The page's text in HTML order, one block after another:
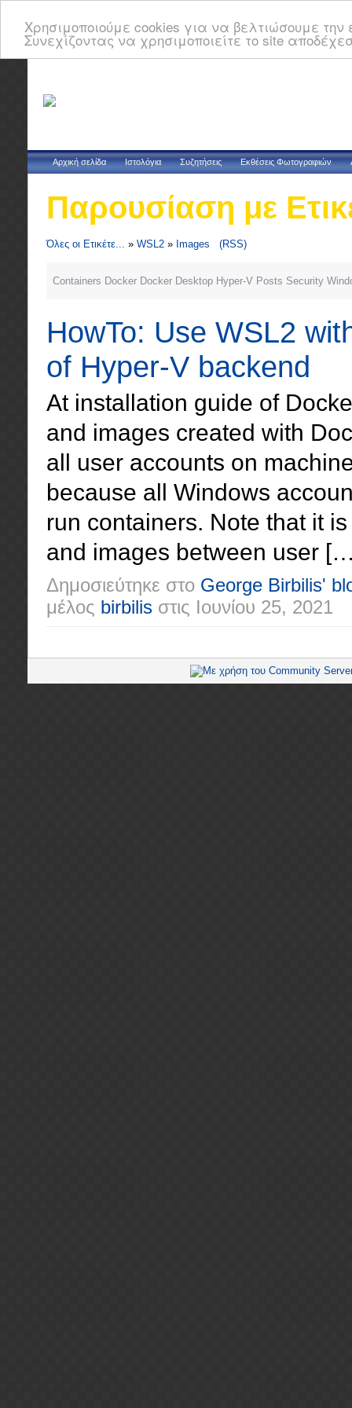
Χρησιμοποιούμε cookies για να βελτιώσουμε
Συνεχίζοντας να χρησιμοποιείτε το site
Αρχική σελίδα Ιστολόγια Συζητήσεις Εκθέσεις Φωτογραφιών
Παρουσίαση με
Όλες οι Ετικέτε... » WSL2 » Images (RSS)
Containers Docker Docker Desktop Hyper-V Posts Security
HowTo: Use WSL2
of Hyper-V backend
At installation guide of
and images created with
all user accounts on
because all Windows
run containers. Note that it
and images between user
Δημοσιεύτηκε στο George Birbilis'
μέλος birbilis στις Ιουνίου 25, 2021